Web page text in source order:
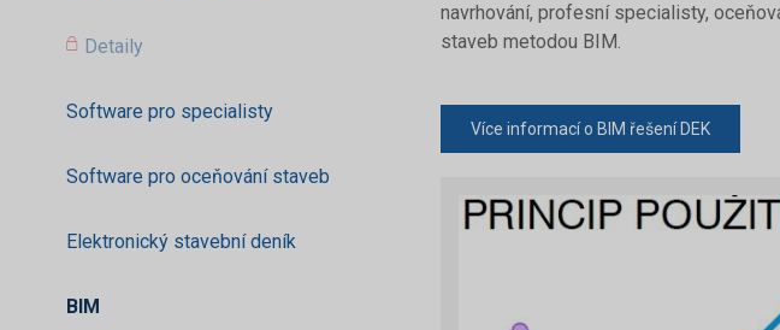
Detaily
Software pro specialisty
Software pro oceňování staveb
Elektronický stavební deník
BIM
navrhování, profesní specialisty,
staveb metodou BIM.
Více informací o BIM řešení DEK